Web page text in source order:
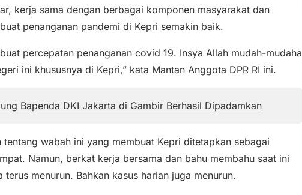
kerja sama dengan berbagai komponen masyarakat dan
penanganan pandemi di Kepri semakin baik.
percepatan penanganan covid 19. Insya Allah mudah-mudaha
ini khususnya di Kepri,” kata Mantan Anggota DPR RI ini.
Bapenda DKI Jakarta di Gambir Berhasil Dipadamkan
tentang wabah ini yang membuat Kepri ditetapkan sebagai
Namun, berkat kerja bersama dan bahu membahu saat ini
terus menurun. Bahkan kasus harian juga menurun.